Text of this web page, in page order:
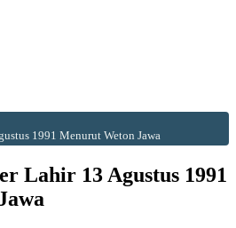
1991 Menurut Weton Jawa
Lahir 13 Agustus 1991